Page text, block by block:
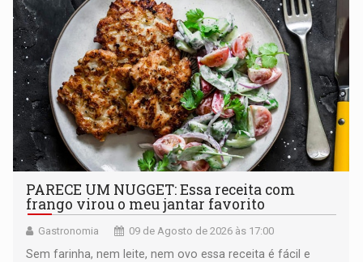
PARECE UM NUGGET: Essa receita com
frango virou o meu jantar favorito
Gastronomia 09 de Agosto de 2026 às 17:00
Sem farinha, nem leite, nem ovo essa receita é fácil e